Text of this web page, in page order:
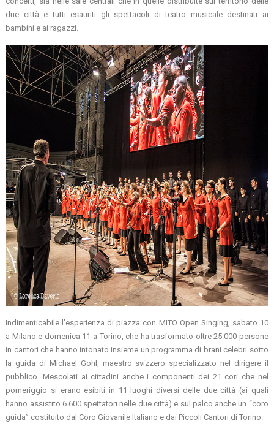
due città e tutti esauriti gli spettacoli di teatro musicale destinati ai
bambini e ai ragazzi.
Indimenticabile l’esperienza di piazza con MITO Open Singing, sabato 10
a Milano e domenica 11 a Torino, che ha trasformato oltre 25.000 persone
in cantori che hanno intonato insieme un programma di brani celebri sotto
la guida di Michael Gohl, maestro svizzero specializzato nel dirigere il
pubblico. Mescolati ai cittadini anche i componenti dei 21 cori che nel
pomeriggio si erano esibiti in 11 luoghi diversi delle due città (ai quali
hanno assistito 6.600 spettatori nelle due città) e sul palco anche un “coro
guida” costituito dal Coro Giovanile Italiano e dai Piccoli Cantori di Torino.